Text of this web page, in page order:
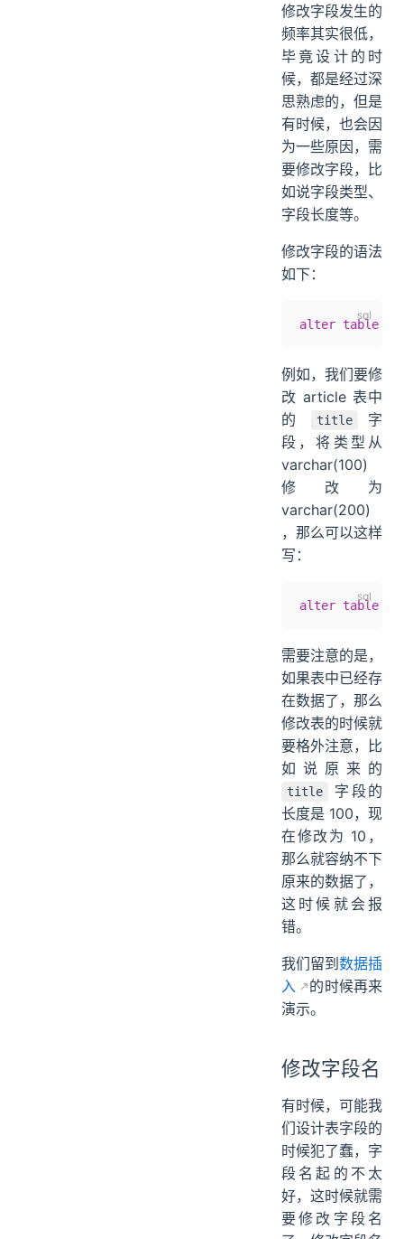
修改字段发生的
频率其实很低，
毕竟设计的时
候，都是经过深
思熟虑的，但是
有时候，也会因
为一些原因，需
要修改字段，比
如说字段类型、
字段长度等。
修改字段的语法
如下：
alter table
例如，我们要修
改 article 表中
的
title
字
段，将类型从
varchar(100)
修改为
varchar(200)
，那么可以这样
写：
alter table
需要注意的是，
如果表中已经存
在数据了，那么
修改表的时候就
要格外注意，比
如说原来的
title
字段的
长度是 100，现
在修改为 10，
那么就容纳不下
原来的数据了，
这时候就会报
错。
我们留到数据插
入
的时候再来
演示。
修改字段名
有时候，可能我
们设计表字段的
时候犯了蠢，字
段名起的不太
好，这时候就需
要修改字段名